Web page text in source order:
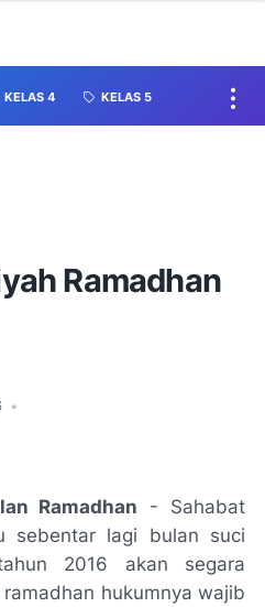
KELAS 4 KELAS 5
Ramadhan
•
Ramadhan - Sahabat
sebentar lagi bulan suci
2016 akan segara
hukumnya wajib